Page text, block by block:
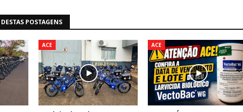
POSTAGENS
ACE ACE